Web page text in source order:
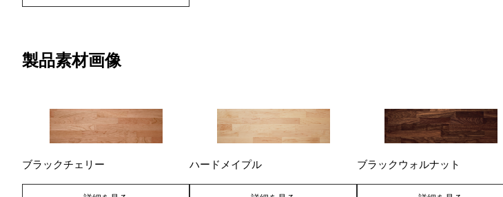
製品素材画像
ブラックチェリー ハードメイプル ブラックウォルナット